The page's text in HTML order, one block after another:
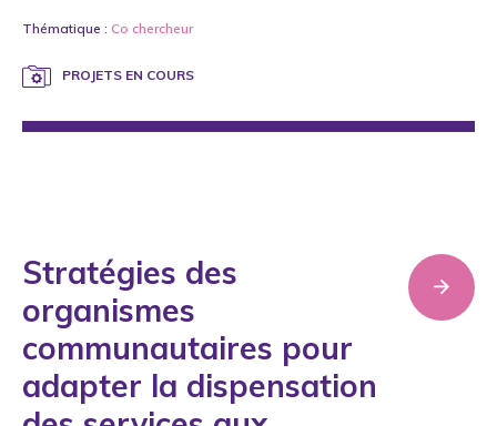
Thématique : Co chercheur
PROJETS EN COURS
Stratégies des
organismes
communautaires pour
adapter la dispensation